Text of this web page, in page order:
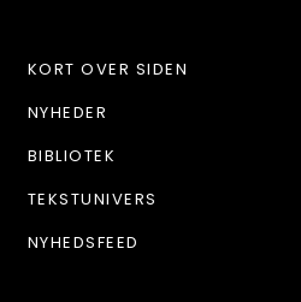
KORT OVER SIDEN
NYHEDER
BIBLIOTEK
TEKSTUNIVERS
NYHEDSFEED